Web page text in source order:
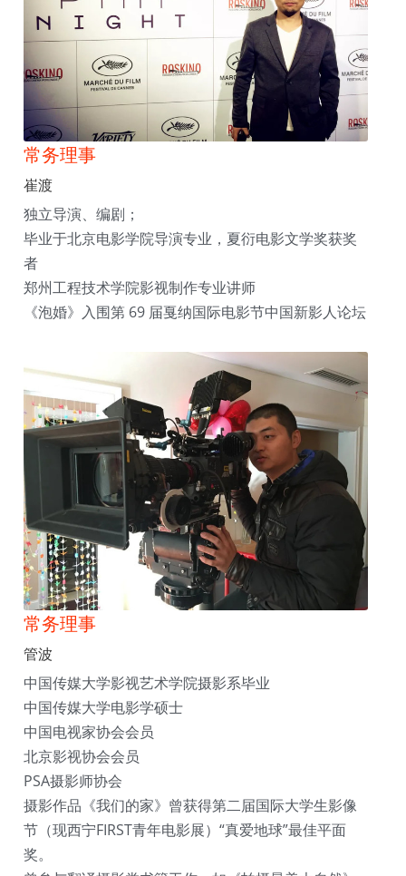
常务理事
崔渡
独立导演、编剧；
毕业于北京电影学院导演专业，夏衍电影文学奖获奖
者
郑州工程技术学院影视制作专业讲师
《泡婚》入围第 69 届戛纳国际电影节中国新影人论坛
常务理事
管波
中国传媒大学影视艺术学院摄影系毕业
中国传媒大学电影学硕士
中国电视家协会会员
北京影视协会会员
PSA摄影师协会
摄影作品《我们的家》曾获得第二届国际大学生影像
节（现西宁FIRST青年电影展）“真爱地球”最佳平面
奖。